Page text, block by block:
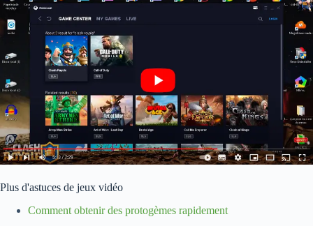
Plus d'astuces de jeux vidéo
Comment obtenir des protogèmes rapidement